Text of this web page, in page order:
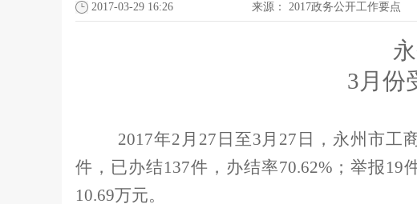
2017-03-29 16:26 来源： 2017政务公开工作要点
3 月份
2017年2 月 27 日 至3月 27 日，永州市工
件，已办结137件， 办结率70.62% ；举报 19
10.69万元。